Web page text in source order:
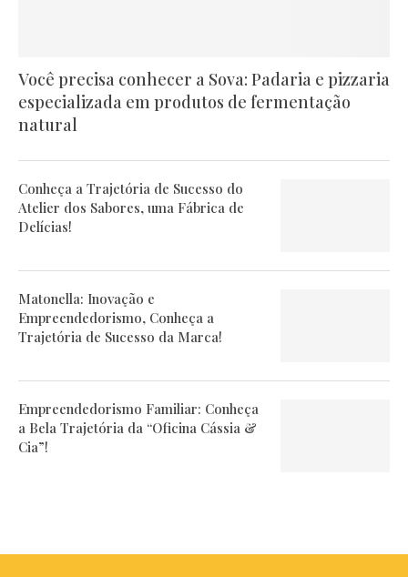
Você precisa conhecer a Sova: Padaria e pizzaria
especializada em produtos de fermentação
natural
Conheça a Trajetória de Sucesso do
Atelier dos Sabores, uma Fábrica de
Delícias!
Matonella: Inovação e
Empreendedorismo, Conheça a
Trajetória de Sucesso da Marca!
Empreendedorismo Familiar: Conheça
a Bela Trajetória da “Oficina Cássia &
Cia”!